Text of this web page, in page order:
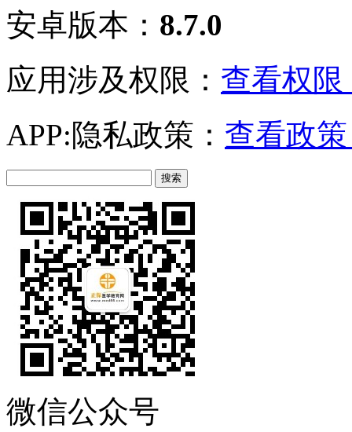
安卓版本： 8.7.0
应用涉及权限： 查看权限
APP:隐私政策： 查看政
微信公众号